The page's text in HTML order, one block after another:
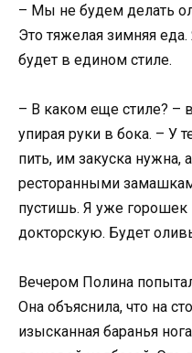
– Мы не будем делать
Это тяжелая зимняя
будет в едином стиле.
– В каком еще стиле? –
упирая руки в бока. – У
пить, им закуска нужна,
ресторанными
пустишь. Я уже горошек
докторскую. Будет
Вечером Полина
Она объяснила, что на
изысканная баранья